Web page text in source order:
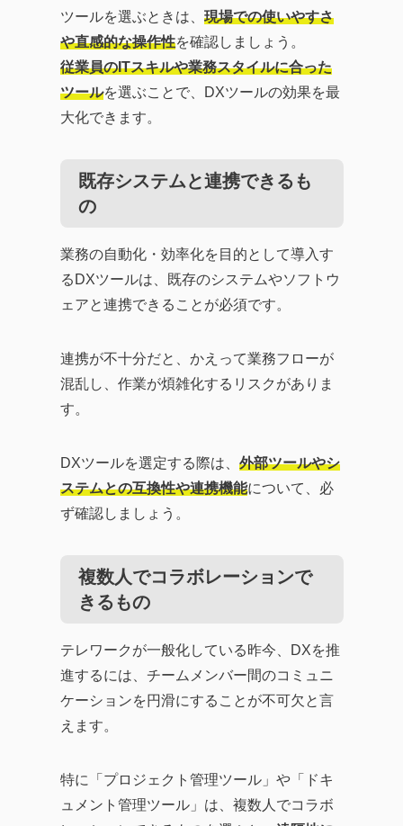
ツールを選ぶときは、 現場での使いやすさ
や直感的な操作性を確認しましょう。
従業員のITスキルや業務スタイルに合った
ツールを選ぶことで、DXツールの効果を最
大化できます。
既存システムと連携できるも
の
業務の自動化・効率化を目的として導入す
るDXツールは、既存のシステムやソフトウ
ェアと連携できることが必須です。
連携が不十分だと、かえって業務フローが
混乱し、作業が煩雑化するリスクがありま
す。
DXツールを選定する際は、 外部ツールやシ
ステムとの互換性や連携機能について、必
ず確認しましょう。
複数人でコラボレーションで
きるもの
テレワークが一般化している昨今、DXを推
進するには、チームメンバー間のコミュニ
ケーションを円滑にすることが不可欠と言
えます。
特に「プロジェクト管理ツール」や「ドキ
ュメント管理ツール」は、複数人でコラボ